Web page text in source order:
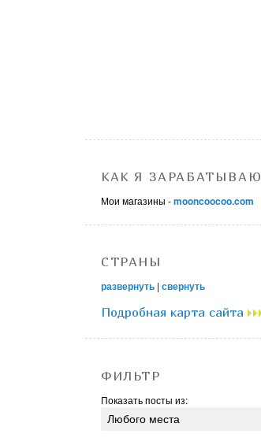
КАК Я ЗАРАБАТЫВАЮ
Мои магазины -mooncoocoo.com
СТРАНЫ
развернуть | свернуть
Подробная карта сайта
ФИЛЬТР
Показать посты из: